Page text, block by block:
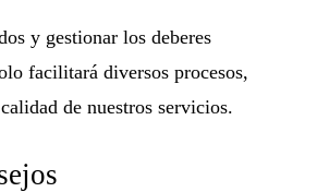
y gestionar los deberes
facilitará diversos procesos,
de nuestros servicios.